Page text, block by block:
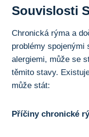
Souvislosti
Chronická rýma a
⁣problémy spojenými
⁢alergiemi, může se
⁣těmito‍ stavy.
může​ stát:
Příčiny chronické